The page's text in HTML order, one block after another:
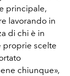
principale,
lavorando in
di chi è in
proprie scelte
chiunque»,